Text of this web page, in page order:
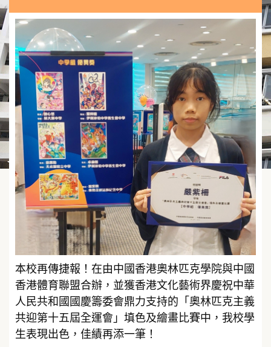
本校再傳捷報！在由中國香港奧林匹克學院與中國
香港體育聯盟合辦，並獲香港文化藝術界慶祝中華
人民共和國國慶籌委會鼎力支持的「奧林匹克主義
共迎第十五屆全運會」填色及繪畫比賽中，我校學
生表現出色，佳績再添一筆！